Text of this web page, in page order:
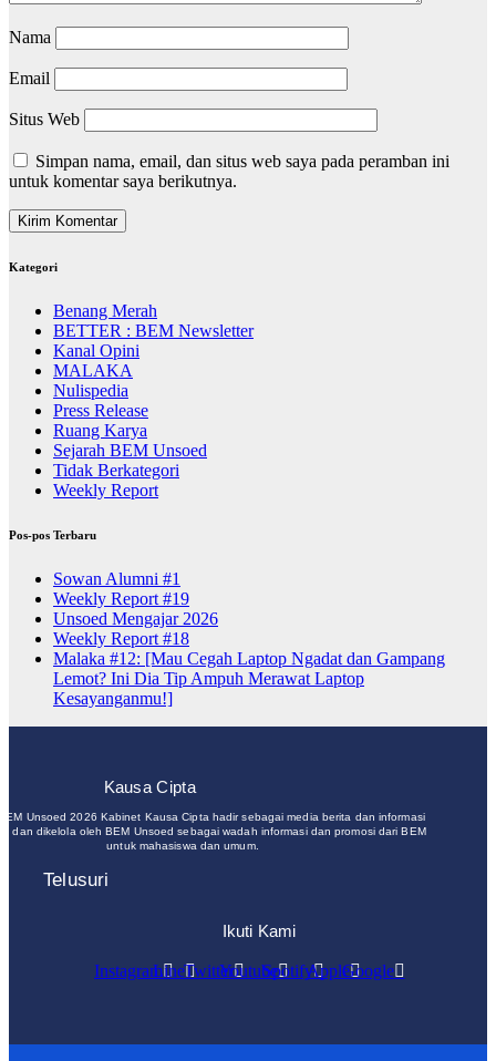
Nama
Email
Situs Web
Simpan nama, email, dan situs web saya pada peramban ini
untuk komentar saya berikutnya.
Kategori
Benang Merah
BETTER : BEM Newsletter
Kanal Opini
MALAKA
Nulispedia
Press Release
Ruang Karya
Sejarah BEM Unsoed
Tidak Berkategori
Weekly Report
Pos-pos Terbaru
Sowan Alumni #1
Weekly Report #19
Unsoed Mengajar 2026
Weekly Report #18
Malaka #12: [Mau Cegah Laptop Ngadat dan Gampang
Lemot? Ini Dia Tip Ampuh Merawat Laptop
Kesayanganmu!]
Kausa Cipta
Unsoed 2026 Kabinet Kausa Cipta hadir sebagai media berita dan informasi
dan dikelola oleh BEM Unsoed sebagai wadah informasi dan promosi dari BEM
untuk mahasiswa dan umum.
Telusuri
Ikuti Kami
InstagramLineTwitterYoutubeSpotifyAppleGoogle